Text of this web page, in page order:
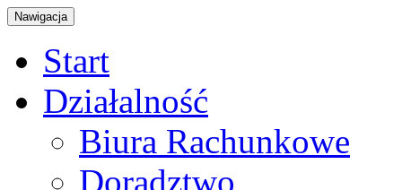
Nawigacja
Start
Działalność
Biura Rachunkowe
Doradztwo